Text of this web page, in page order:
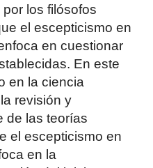
los filósofos
el escepticismo en
en cuestionar
En este
en la ciencia
revisión y
de las teorías
el escepticismo en
en la